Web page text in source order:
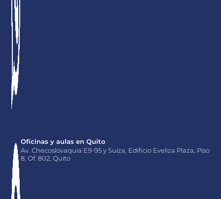
Oficinas y aulas en Quito
Av. Checoslovaquia E9-95 y Suiza, Edificio Eveliza Plaza, Piso
8, Of. 802, Quito